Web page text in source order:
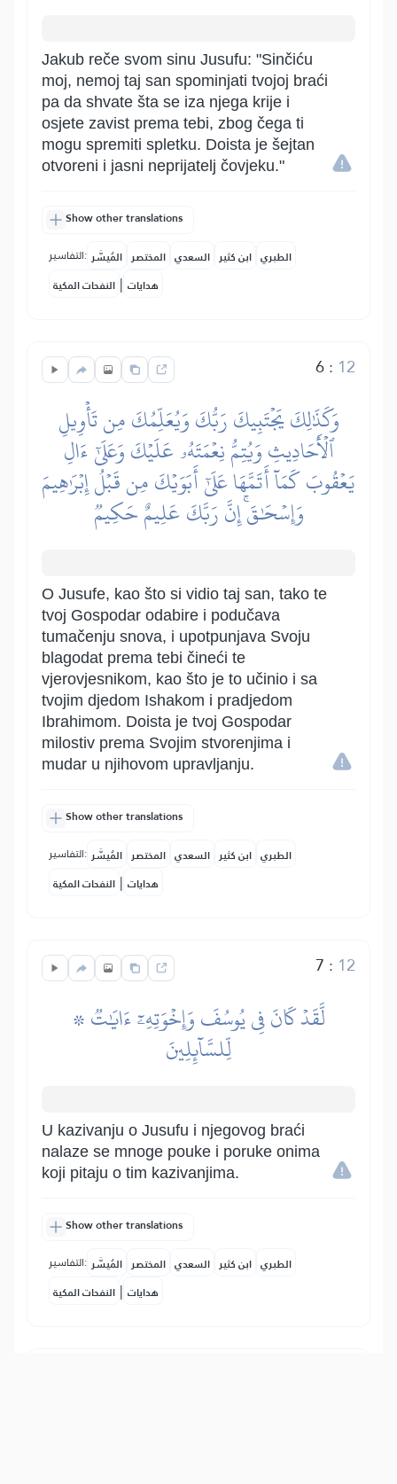
Jakub reče svom sinu Jusufu: "Sinčiću
moj, nemoj taj san spominjati tvojoj braći
pa da shvate šta se iza njega krije i
osjete zavist prema tebi, zbog čega ti
mogu spremiti spletku. Doista je šejtan
otvoreni i jasni neprijatelj čovjeku."
Show other translations
التفاسير: المُيسَّر المختصر السعدي ابن كثير الطبري
النفحات المكية | هدايات
6: 12
وَكَذَٰلِكَ يَجۡتَبِيكَ رَبُّكَ وَيُعَلِّمُكَ مِن تَأۡوِيلِ
ٱلۡأَحَادِيثِ وَيُتِمُّ نِعۡمَتَهُۥ عَلَيۡكَ وَعَلَىٰٓ ءَالِ
يَعۡقُوبَ كَمَآ أَتَمَّهَا عَلَىٰٓ أَبَوَيۡكَ مِن قَبۡلُ إِبۡرَٰهِيمَ
وَإِسۡحَٰقَۚ إِنَّ رَبَّكَ عَلِيمٌ حَكِيمٞ
O Jusufe, kao što si vidio taj san, tako te
tvoj Gospodar odabire i podučava
tumačenju snova, i upotpunjava Svoju
blagodat prema tebi čineći te
vjerovjesnikom, kao što je to učinio i sa
tvojim djedom Ishakom i pradjedom
Ibrahimom. Doista je tvoj Gospodar
milostiv prema Svojim stvorenjima i
mudar u njihovom upravljanju.
Show other translations
التفاسير: المُيسَّر المختصر السعدي ابن كثير الطبري
النفحات المكية | هدايات
7 : 12
۞ لَّقَدۡ كَانَ فِي يُوسُفَ وَإِخۡوَتِهِۦٓ ءَايَٰتٞ
لِّلسَّآئِلِينَ
U kazivanju o Jusufu i njegovog braći
nalaze se mnoge pouke i poruke onima
koji pitaju o tim kazivanjima.
Show other translations
التفاسير: المُيسَّر المختصر السعدي ابن كثير الطبري
النفحات المكية | هدايات